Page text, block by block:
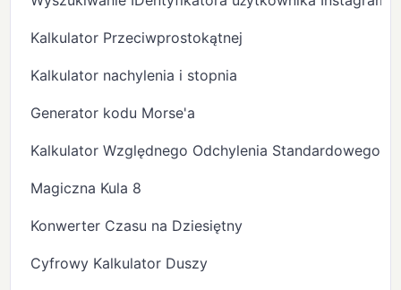
Kalkulator Przeciwprostokątnej
Kalkulator nachylenia i stopnia
Generator kodu Morse'a
Kalkulator Względnego Odchylenia Standardowego
Magiczna Kula 8
Konwerter Czasu na Dziesiętny
Cyfrowy Kalkulator Duszy